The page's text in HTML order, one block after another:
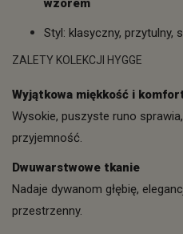
wzorem
Styl: klasyczny, przytulny,
ZALETY KOLEKCJI HYGGE
Wyjątkowa miękkość i
Wysokie, puszyste runo
przyjemność.
Dwuwarstwowe tkanie
Nadaje dywanom głębię,
przestrzenny.